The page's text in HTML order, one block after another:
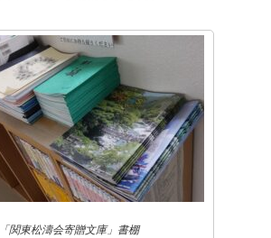
「関東松濤会寄贈文庫」書棚